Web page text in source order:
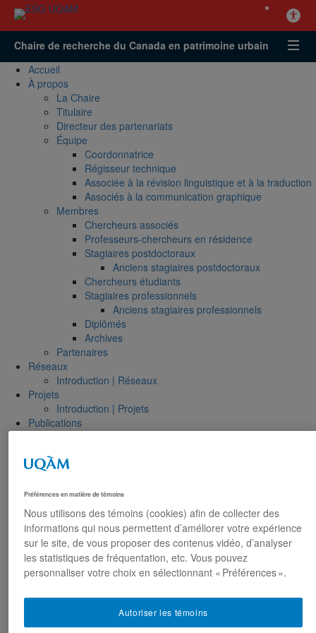
Chaire de recherche du Canada en patrimoine urbain
Accueil
À propos
La Chaire
Titulaire
Directeur des partenariats
Équipe
Coordonnatrice
Régisseur technique
Associée à la révision linguistique et à la traduction
Associés à la communication graphique
Membres
Chercheurs associés
Professeurs-chercheurs en résidence
Stagiaires postdoctoraux
Anciens stagiaires postdoctoraux
Chercheurs étudiants
Stagiaires professionnels
Anciens stagiaires professionnels
Diplômés
Archives
Partenaires
Réseaux
Introduction | Réseaux
Projets
Introduction | Projets
Publications
La formation universitaire en patrimoine
EUT1064 – Patrimoine urbain de Montréal
EUT1061 – Dimensions morphologiques et
patrimoniales de la ville
EUR8216 – Méthodes d’analyse du cadre bâti
Tourisme
MDT8433 – Création et valorisation de sites
touristiques in situ
EUR 8511 – Séminaire thématique : Requalification
et patrimoine en contexte de désindustrialisation
Préférences en matière de témoins
Nous utilisons des témoins (cookies) afin de collecter des
informations qui nous permettent d’améliorer votre expérience
sur le site, de vous proposer des contenus vidéo, d’analyser
les statistiques de fréquentation, etc. Vous pouvez
personnaliser votre choix en sélectionnant « Préférences ».
Autoriser les témoins